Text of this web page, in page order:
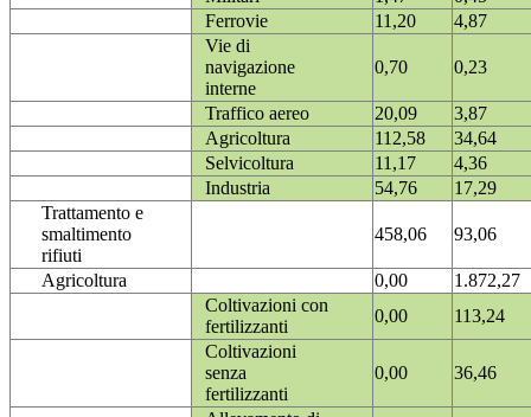
Ferrovie
11,20
4,87
Vie di
navigazione
interne
0,70 0,23
Traffico aereo 20,09
3,87
Agricoltura
112,58
34,64
Selvicoltura
11,17
4,36
Industria
54,76
17,29
Trattamento e
smaltimento
rifiuti
458,06 93,06
Agricoltura 0,00
1.872,27
Coltivazioni con
fertilizzanti
0,00
113,24
Coltivazioni
senza
fertilizzanti
0,00 36,46